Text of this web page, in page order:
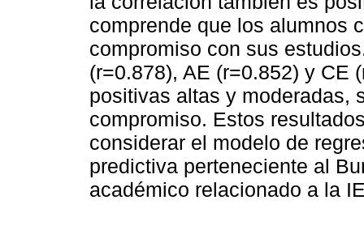
comprende que los alumnos
compromiso con sus
(r=0.878), AE (r=0.852) y CE
positivas altas y moderadas,
compromiso. Estos
considerar el modelo de
predictiva perteneciente al
académico relacionado a la